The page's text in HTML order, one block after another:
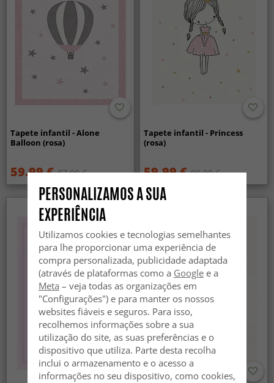
Tapete infantil - Alone
Balloon (rosa)
59.99 € 87.99 €
Tapete infantil - Princess
(rosa)
59.99 € 99.99 €
PERSONALIZAMOS A SUA
EXPERIÊNCIA
Utilizamos cookies e tecnologias semelhantes
para lhe proporcionar uma experiência de
compra personalizada, publicidade adaptada
(através de plataformas como a Googlee a
Meta – veja todas as organizações em
"Configurações") e para manter os nossos
websites fiáveis e seguros. Para isso,
recolhemos informações sobre a sua
utilização do site, as suas preferências e o
dispositivo que utiliza. Parte desta recolha
inclui o armazenamento e o acesso a
informações no seu dispositivo, como cookies,